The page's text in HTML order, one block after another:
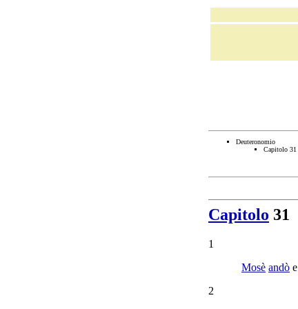
Deuteronomio
Capitolo 31
Capitolo 31
1
Mosè andò e
2